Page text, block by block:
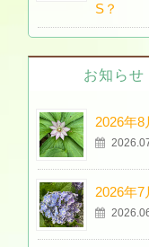
S？
お知らせ
2026年
2026年7